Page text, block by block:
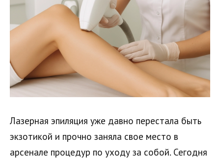
Лазерная эпиляция уже давно перестала быть
экзотикой и прочно заняла свое место в
арсенале процедур по уходу за собой. Сегодня